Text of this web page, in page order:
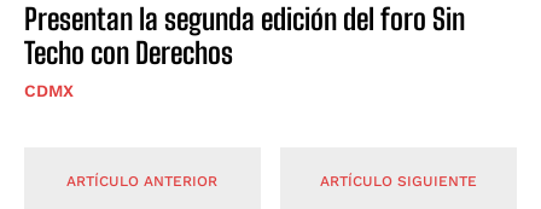
Presentan la segunda edición del foro Sin
Techo con Derechos
CDMX
ARTÍCULO ANTERIOR ARTÍCULO SIGUIENTE